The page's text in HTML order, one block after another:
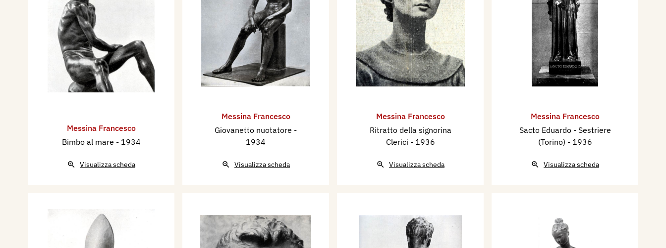
Messina Francesco
Bimbo al mare - 1934
Visualizza scheda
Messina Francesco
Giovanetto nuotatore -
1934
Visualizza scheda
Messina Francesco
Ritratto della signorina
Clerici - 1936
Visualizza scheda
Messina Francesco
Sacto Eduardo - Sestriere
(Torino) - 1936
Visualizza scheda